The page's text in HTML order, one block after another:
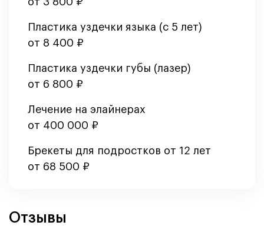
Пластика уздечки языка (с 5 лет)
от 8 400 ₽
Пластика уздечки губы (лазер)
от 6 800 ₽
Лечение на элайнерах
от 400 000 ₽
Брекеты для подростков от 12 лет
от 68 500 ₽
Отзывы